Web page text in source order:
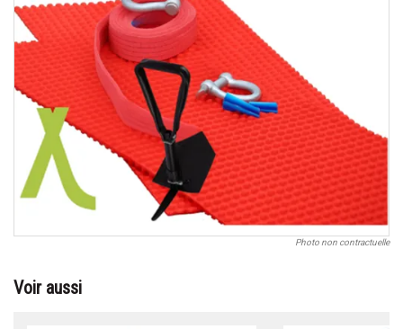
Photo non contractuelle
Voir aussi